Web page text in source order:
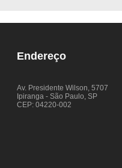
Endereço
Av. Presidente Wilson, 5707
Ipiranga - São Paulo, SP
CEP: 04220-002